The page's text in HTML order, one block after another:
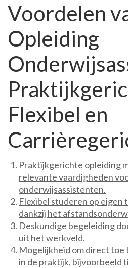
Voordelen
Opleiding
Flexibel en
Praktijkgerichte opleiding
relevante vaardigheden
onderwijsassistenten.
Flexibel studeren op eigen
dankzij het
Deskundige begeleiding
uit het werkveld.
Mogelijkheid om direct toe
in de praktijk, bijvoorbeeld